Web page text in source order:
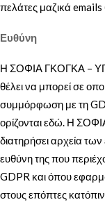
πελάτες μαζικά
Ευθύνη
Η ΣΟΦΙΑ ΓΚΟΓΚΑ –
θέλει να μπορεί σε
συμμόρφωση με τη
ορίζονται εδώ. Η
διατηρήσει αρχεία
ευθύνη της που
GDPR και όπου
στους επόπτες